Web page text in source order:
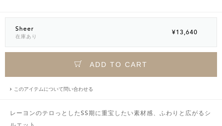
Sheer
在庫あり
¥13,640
ADD TO CART
このアイテムについて問い合わせる
レーヨンのテロっとしたSS期に重宝したい素材感、ふわりと広がるシ